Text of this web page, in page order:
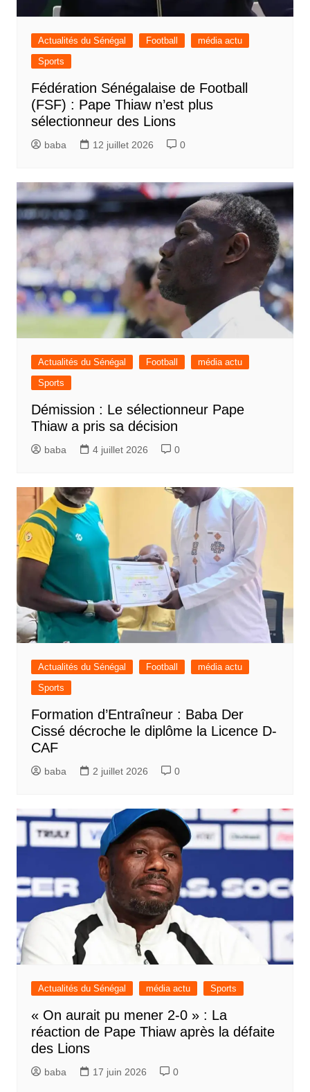
Actualités du Sénégal Football
média actu
Sports
Fédération Sénégalaise de Football
(FSF) : Pape Thiaw n’est plus
sélectionneur des Lions
baba 12 juillet 2026 0
Actualités du Sénégal Football
média actu
Sports
Démission : Le sélectionneur Pape
Thiaw a pris sa décision
baba 4 juillet 2026 0
Actualités du Sénégal Football
média actu
Sports
Formation d’Entraîneur : Baba Der
Cissé décroche le diplôme la Licence D-
CAF
baba 2 juillet 2026 0
Actualités du Sénégal média actu Sports
« On aurait pu mener 2-0 » : La
réaction de Pape Thiaw après la défaite
des Lions
baba 17 juin 2026 0